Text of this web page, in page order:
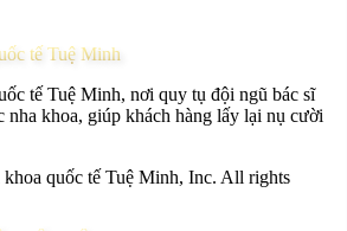
tế Tuệ Minh
tế Tuệ Minh, nơi quy tụ đội ngũ bác sĩ
nha khoa, giúp khách hàng lấy lại nụ cười
quốc tế Tuệ Minh, Inc. All rights